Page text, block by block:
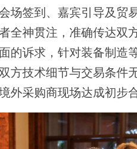
场签到、嘉宾引导及贸
全神贯注，准确传达双
的诉求，针对装备制造
方技术细节与交易条件
外采购商现场达成初步